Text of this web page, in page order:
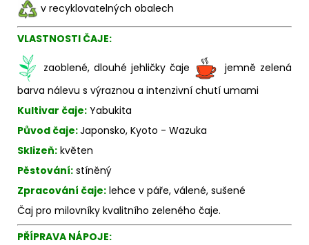
v recyklovatelných obalech
VLASTNOSTI ČAJE:
zaoblené, dlouhé jehličky čaje
jemně zelená
barva nálevu s výraznou a intenzivní chutí umami
Kultivar čaje: Yabukita
Původ čaje:Japonsko, Kyoto - Wazuka
Sklizeň: květen
Pěstování: stíněný
Zpracování čaje: lehce v páře, válené, sušené
Čaj pro milovníky kvalitního zeleného čaje.
PŘÍPRAVA NÁPOJE: